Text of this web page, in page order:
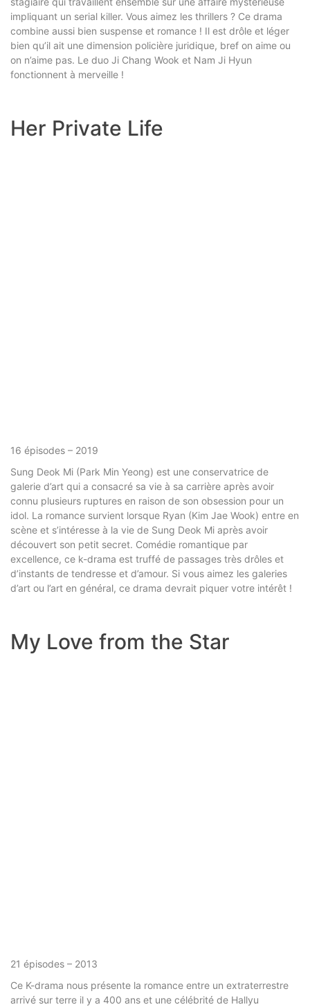
impliquant un serial killer. Vous aimez les thrillers ? Ce drama
combine aussi bien suspense et romance ! Il est drôle et léger
bien qu’il ait une dimension policière juridique, bref on aime ou
on n’aime pas. Le duo Ji Chang Wook et Nam Ji Hyun
fonctionnent à merveille !
Her Private Life
16 épisodes – 2019
Sung Deok Mi (Park Min Yeong) est une conservatrice de
galerie d’art qui a consacré sa vie à sa carrière après avoir
connu plusieurs ruptures en raison de son obsession pour un
idol. La romance survient lorsque Ryan (Kim Jae Wook) entre en
scène et s’intéresse à la vie de Sung Deok Mi après avoir
découvert son petit secret. Comédie romantique par
excellence, ce k-drama est truffé de passages très drôles et
d’instants de tendresse et d’amour. Si vous aimez les galeries
d’art ou l’art en général, ce drama devrait piquer votre intérêt !
My Love from the Star
21 épisodes – 2013
Ce K-drama nous présente la romance entre un extraterrestre
arrivé sur terre il y a 400 ans et une célébrité de Hallyu